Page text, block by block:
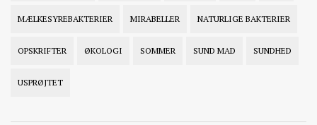
MÆLKESYREBAKTERIER MIRABELLER NATURLIGE BAKTERIER
OPSKRIFTER ØKOLOGI SOMMER SUND MAD SUNDHED
USPRØJTET